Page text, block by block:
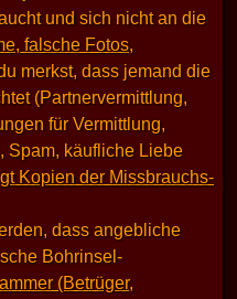
und sich nicht an die
falsche Fotos,
merkst, dass jemand die
(Partnervermittlung,
für Vermittlung,
Spam, käufliche Liebe
Kopien der Missbrauchs-
dass angebliche
Bohrinsel-
(Betrüger,